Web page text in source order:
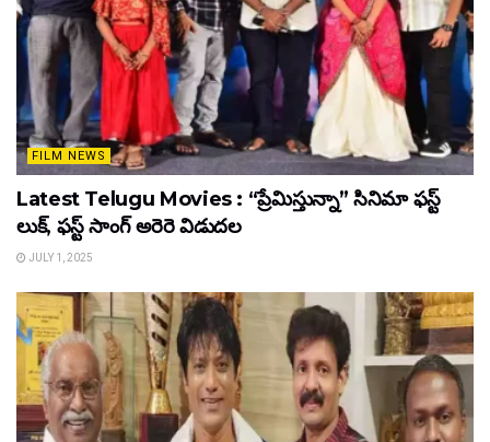
FILM NEWS
Latest Telugu Movies : “ప్రేమిస్తున్నా” సినిమా ఫస్ట్
లుక్, ఫస్ట్ సాంగ్ అరెరె విడుదల
JULY 1, 2025